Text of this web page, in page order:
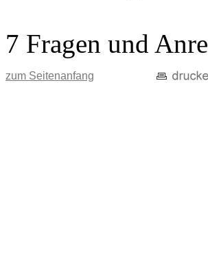
7 Fragen und
zum Seitenanfang